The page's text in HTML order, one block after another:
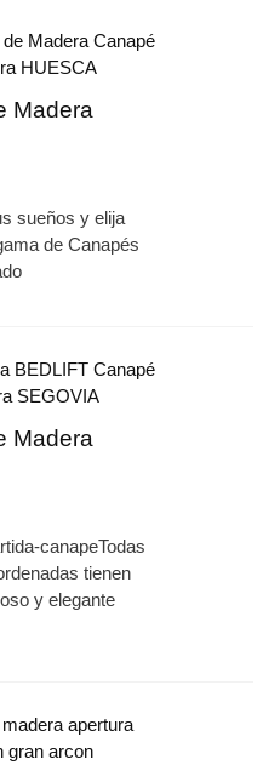
Madera
sueños y elija
de Canapés
Madera
canapeTodas
tienen
y elegante